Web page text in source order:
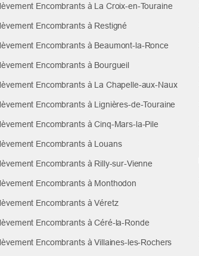
Encombrants à La Croix-en-Touraine
Encombrants à Restigné
Encombrants à Beaumont-la-Ronce
Encombrants à Bourgueil
Encombrants à La Chapelle-aux-Naux
Encombrants à Lignières-de-Touraine
Encombrants à Cinq-Mars-la-Pile
Encombrants à Louans
Encombrants à Rilly-sur-Vienne
Encombrants à Monthodon
Encombrants à Véretz
Encombrants à Céré-la-Ronde
Encombrants à Villaines-les-Rochers